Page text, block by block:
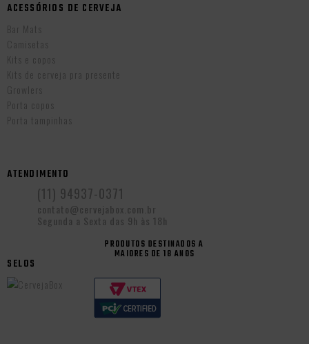
ACESSÓRIOS DE CERVEJA
Bar Mats
Camisetas
Kits e copos
Kits de cerveja pra presente
Growlers
Porta copos
Porta tampinhas
ATENDIMENTO
(11) 94937-0371
contato@cervejabox.com.br
Segunda a Sexta das 9h às 18h
PRODUTOS DESTINADOS A
MAIORES DE 18 ANOS
SELOS